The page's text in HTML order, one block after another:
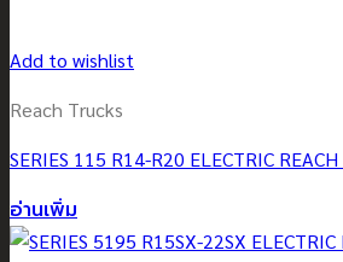
Add to wishlist
Reach Trucks
SERIES 115 R14-R20 ELECTRIC REACH
อ่านเพิ่ม